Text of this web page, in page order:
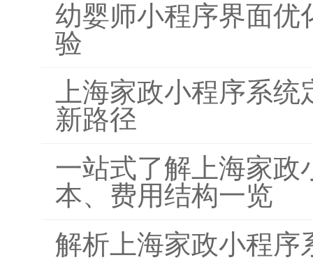
幼婴师小程序界面优
验
上海家政小程序系
新路径
一站式了解上海家政
本、费用结构一览
解析上海家政小程序